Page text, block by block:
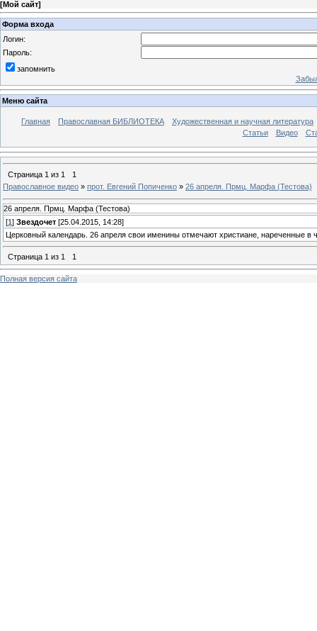
[Мой сайт]
Форма входа
Логин:
Пароль:
запомнить
Меню сайта
Главная Православная БИБЛИОТЕКА
Художественная и научная литература
Статьи
Видео
Страница 1 из 1
1
Православное видео » прот. Евгений Попиченко » 26 апреля. Прмц. Марфа (Тестова)
26 апреля. Прмц. Марфа (Тестова)
[1 ] Звездочет [25.04.2015, 14:28]
Церковный календарь. 26 апреля свои именины отмечают христиане, нареченные
Страница 1 из 1 1
Полная версия сайта